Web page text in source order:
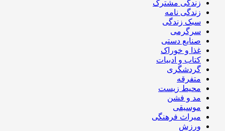
زندگی مشترک
زندگی نامه
سبک زندگی
سرگرمی
صنایع دستی
غذا و خوراک
کتاب و ادبیات
گردشگری
متفرقه
محیط زیست
مد و فشن
موسیقی
میراث فرهنگی
ورزش